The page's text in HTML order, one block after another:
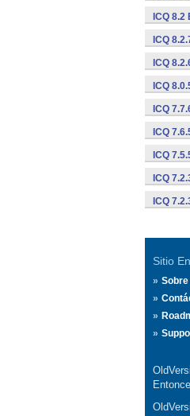
ICQ
ICQ
ICQ
ICQ
ICQ
ICQ
ICQ
ICQ
ICQ
Sitio